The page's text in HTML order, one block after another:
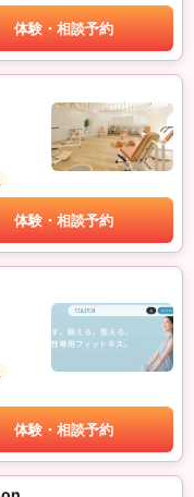
体験・相談予約
体験・相談予約
体験・相談予約